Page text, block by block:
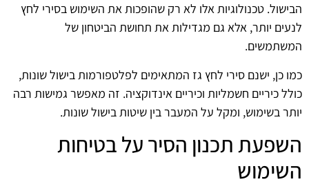
הבישול. טכנולוגיות אלו לא רק שהופכות את השימוש בסירי לחץ
לנעים יותר, אלא גם מגדילות את תחושת הביטחון של
המשתמשים.
כמו כן, ישנם סירי לחץ גז המתאימים לפלטפורמות בישול שונות,
כולל כיריים חשמליות וכיריים אינדוקציה. זה מאפשר גמישות רבה
יותר בשימוש, ומקל על המעבר בין שיטות בישול שונות.
השפעת תכנון הסיר על בטיחות
השימוש